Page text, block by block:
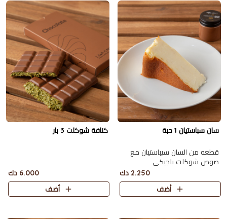
سان سباستيان 1 حبة
قطعه من السان سيباستيان مع
صوص شوكلت بلجيكي
2.250 دك
أضف
كنافة شوكلت 3 بار
6.000 دك
أضف